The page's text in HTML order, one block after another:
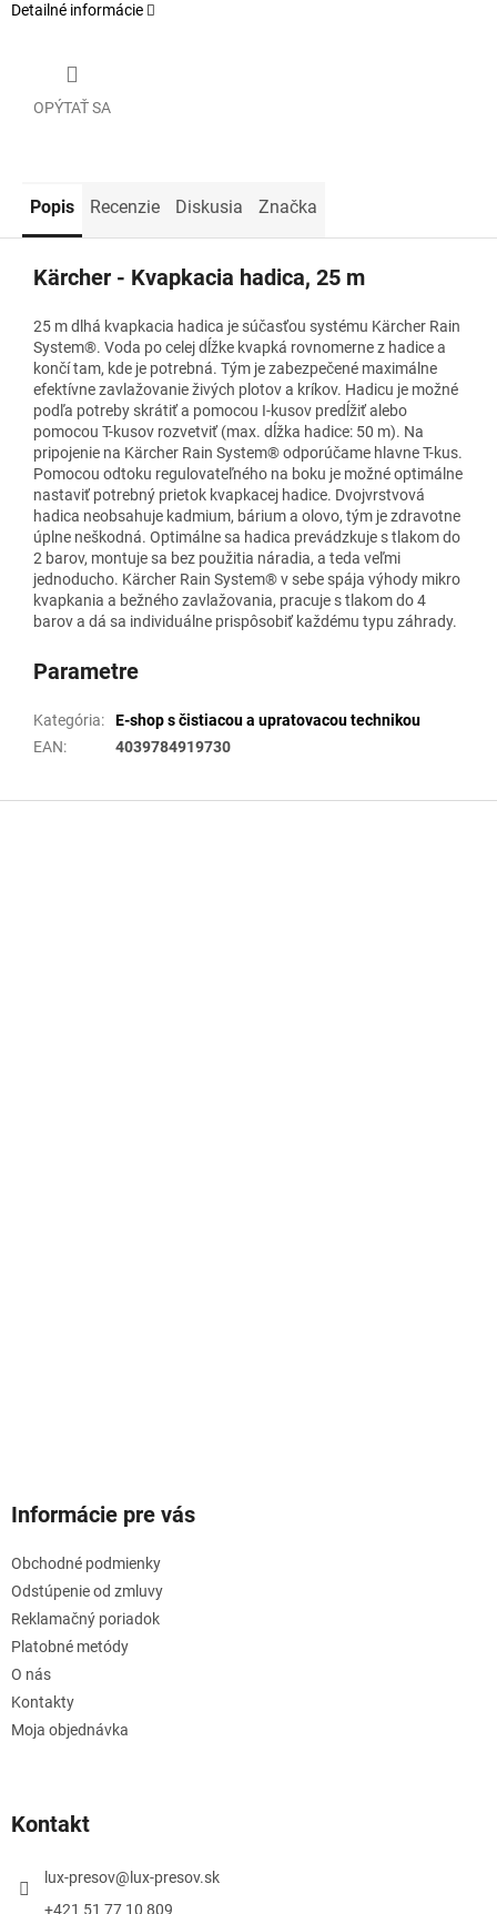
Detailné informácie
OPÝTAŤ SA
Popis Recenzie Diskusia Značka
Kärcher - Kvapkacia hadica, 25 m
25 m dlhá kvapkacia hadica je súčasťou systému Kärcher Rain
System®. Voda po celej dĺžke kvapká rovnomerne z hadice a
končí tam, kde je potrebná. Tým je zabezpečené maximálne
efektívne zavlažovanie živých plotov a kríkov. Hadicu je možné
podľa potreby skrátiť a pomocou I-kusov predĺžiť alebo
pomocou T-kusov rozvetviť (max. dĺžka hadice: 50 m). Na
pripojenie na Kärcher Rain System® odporúčame hlavne T-kus.
Pomocou odtoku regulovateľného na boku je možné optimálne
nastaviť potrebný prietok kvapkacej hadice. Dvojvrstvová
hadica neobsahuje kadmium, bárium a olovo, tým je zdravotne
úplne neškodná. Optimálne sa hadica prevádzkuje s tlakom do
2 barov, montuje sa bez použitia náradia, a teda veľmi
jednoducho. Kärcher Rain System® v sebe spája výhody mikro
kvapkania a bežného zavlažovania, pracuje s tlakom do 4
barov a dá sa individuálne prispôsobiť každému typu záhrady.
Parametre
Kategória:
E-shop s čistiacou a upratovacou technikou
EAN: 4039784919730
Informácie pre vás
Obchodné podmienky
Odstúpenie od zmluvy
Reklamačný poriadok
Platobné metódy
O nás
Kontakty
Moja objednávka
Kontakt
lux-presov@ lux-presov.sk
+421 51 77 10 809